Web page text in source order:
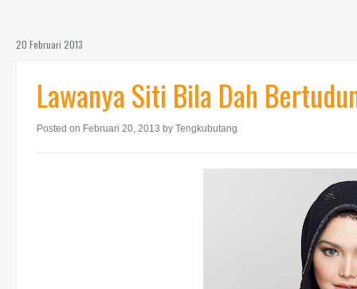
20 Februari 2013
Lawanya Siti Bila Dah
Posted on Februari 20, 2013 by Tengkubutang